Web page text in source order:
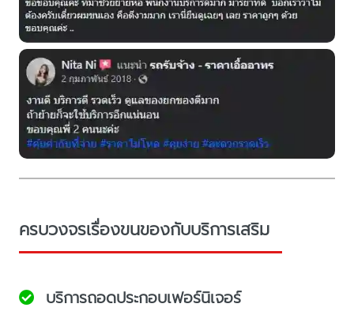
ครบวงจรเรื่องขนของกับบริการเสริม
บริการถอดประกอบเฟอร์นิเจอร์